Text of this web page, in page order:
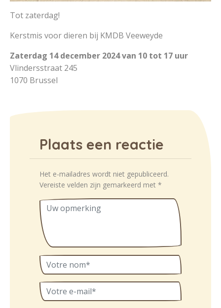
Tot zaterdag!
Kerstmis voor dieren bij KMDB Veeweyde
Zaterdag 14 december 2024 van 10 tot 17 uur
Vlindersstraat 245
1070 Brussel
Plaats een reactie
Het e-mailadres wordt niet gepubliceerd.
Vereiste velden zijn gemarkeerd met *